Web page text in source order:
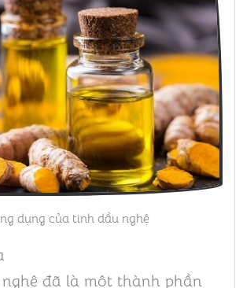
dụng của tinh dầu nghệ
đã là một thành phần